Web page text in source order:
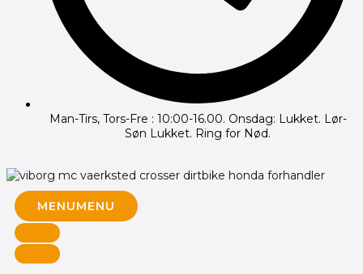
Man-Tirs, Tors-Fre : 10:00-16.00. Onsdag: Lukket. Lør-
Søn Lukket. Ring for Nød.
MENUMENU